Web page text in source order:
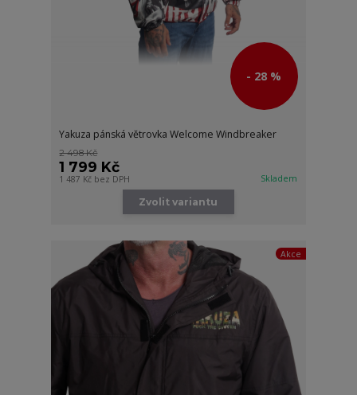
- 28 %
Yakuza pánská větrovka Welcome Windbreaker
2 498 Kč
1 799 Kč
1 487 Kč bez DPH Skladem
Zvolit variantu
Akce